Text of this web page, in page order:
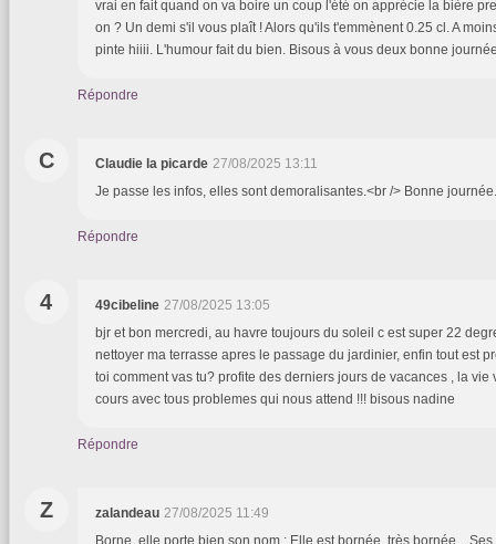
vrai en fait quand on va boire un coup l'été on apprécie la bière
on ? Un demi s'il vous plaît ! Alors qu'ils t'emmènent 0.25 cl. A
pinte hiiii. L'humour fait du bien. Bisous à vous deux bonne
Répondre
C Claudie la picarde 27/08/2025 13:11
Je passe les infos, elles sont demoralisantes.<br /> Bonne journée.
Répondre
4 49cibeline 27/08/2025 13:05
bjr et bon mercredi, au havre toujours du soleil c est super 22
nettoyer ma terrasse apres le passage du jardinier, enfin tout est
toi comment vas tu? profite des derniers jours de vacances , la vie
cours avec tous problemes qui nous attend !!! bisous nadine
Répondre
Z zalandeau 27/08/2025 11:49
Borne, elle porte bien son nom : Elle est bornée, très bornée...